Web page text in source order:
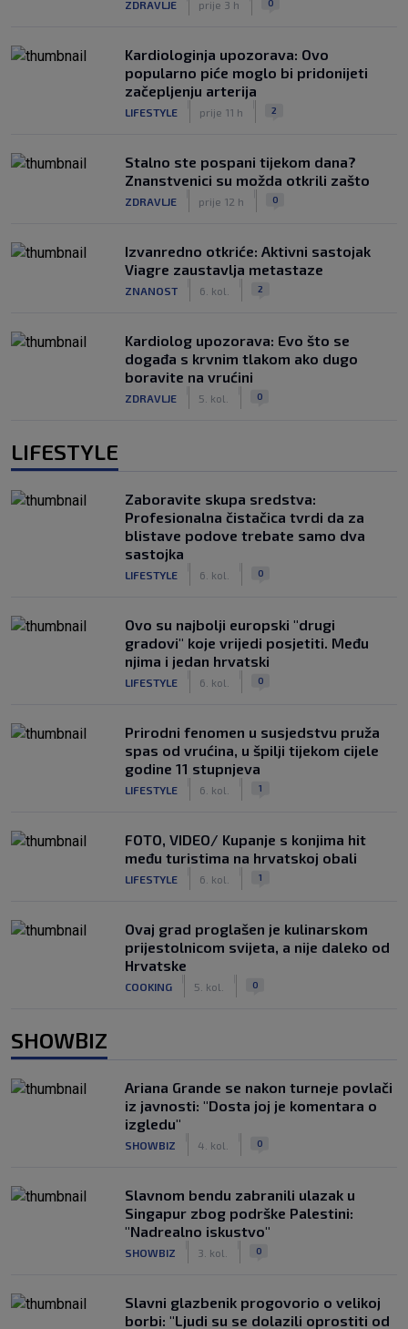
ZDRAVLJE prije 3 h 0
Kardiologinja upozorava: Ovo
popularno piće moglo bi pridonijeti
začepljenju arterija
LIFESTYLE prije 11 h 2
Stalno ste pospani tijekom dana?
Znanstvenici su možda otkrili zašto
ZDRAVLJE prije 12 h 0
Izvanredno otkriće: Aktivni sastojak
Viagre zaustavlja metastaze
ZNANOST 6. kol. 2
Kardiolog upozorava: Evo što se
događa s krvnim tlakom ako dugo
boravite na vrućini
ZDRAVLJE 5. kol. 0
LIFESTYLE
Zaboravite skupa sredstva:
Profesionalna čistačica tvrdi da za
blistave podove trebate samo dva
sastojka
LIFESTYLE 6. kol. 0
Ovo su najbolji europski "drugi
gradovi" koje vrijedi posjetiti. Među
njima i jedan hrvatski
LIFESTYLE 6. kol. 0
Prirodni fenomen u susjedstvu pruža
spas od vrućina, u špilji tijekom cijele
godine 11 stupnjeva
LIFESTYLE 6. kol. 1
FOTO, VIDEO/ Kupanje s konjima hit
među turistima na hrvatskoj obali
LIFESTYLE 6. kol. 1
Ovaj grad proglašen je kulinarskom
prijestolnicom svijeta, a nije daleko od
Hrvatske
COOKING 5. kol. 0
SHOWBIZ
Ariana Grande se nakon turneje povlači
iz javnosti: "Dosta joj je komentara o
izgledu"
SHOWBIZ 4. kol. 0
Slavnom bendu zabranili ulazak u
Singapur zbog podrške Palestini:
"Nadrealno iskustvo"
SHOWBIZ 3. kol. 0
Slavni glazbenik progovorio o velikoj
borbi: "Ljudi su se dolazili oprostiti od